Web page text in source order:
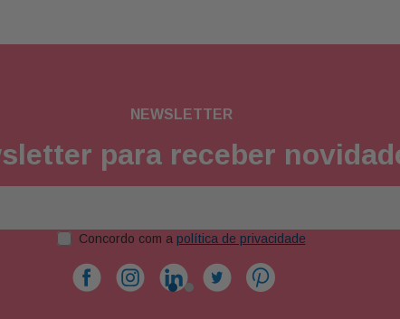
NEWSLETTER
para receber
Concordo com a política de privacidade